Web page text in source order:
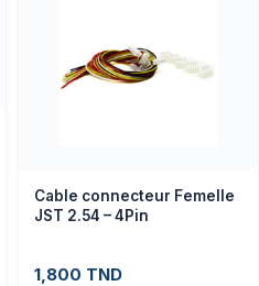
Cable connecteur Femelle
JST 2.54 – 4Pin
1,800 TND